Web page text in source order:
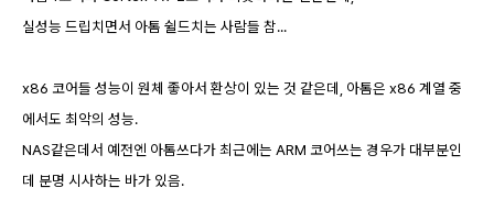
실성능 드립치면서 아톰 쉴드치는 사람들 참...
x86 코어들 성능이 원체 좋아서 환상이 있는 것 같은데, 아톰은 x86 계열 중
에서도 최악의 성능.
NAS같은데서 예전엔 아톰쓰다가 최근에는 ARM 코어쓰는 경우가 대부분인
데 분명 시사하는 바가 있음.